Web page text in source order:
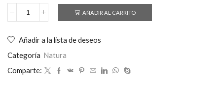
AÑADIR AL CARRITO
Añadir a la lista de deseos
Categoría Natura
Comparte: